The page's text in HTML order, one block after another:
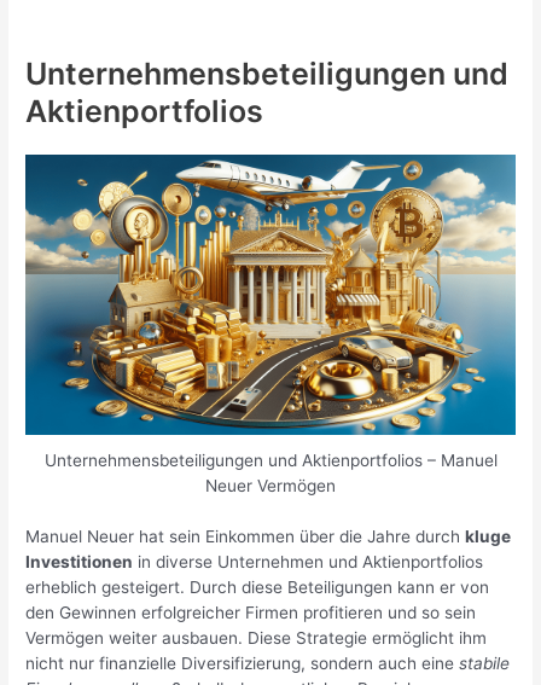
Unternehmensbeteiligungen und
Aktienportfolios
Unternehmensbeteiligungen und Aktienportfolios – Manuel
Neuer Vermögen
Manuel Neuer hat sein Einkommen über die Jahre durchkluge
Investitionen in diverse Unternehmen und Aktienportfolios
erheblich gesteigert. Durch diese Beteiligungen kann er von
den Gewinnen erfolgreicher Firmen profitieren und so sein
Vermögen weiter ausbauen. Diese Strategie ermöglicht ihm
nicht nur finanzielle Diversifizierung, sondern auch einestabile